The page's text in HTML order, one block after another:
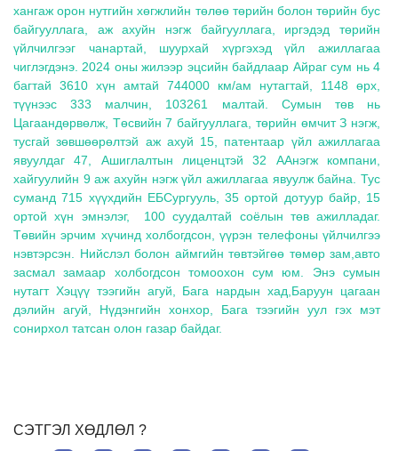
хангаж орон нутгийн хөгжлийн төлөө төрийн болон төрийн бус
байгууллага, аж ахуйн нэгж байгууллага, иргэдэд төрийн
үйлчилгээг чанартай, шуурхай хүргэхэд үйл ажиллагаа
чиглэгдэнэ. 2024 оны жилээр эцсийн байдлаар Айраг сум нь 4
багтай 3610 хүн амтай 744000 км/ам нутагтай, 1148 өрх,
түүнээс 333 малчин, 103261 малтай. Сумын төв нь
Цагаандөрвөлж, Төсвийн 7 байгууллага, төрийн өмчит З нэгж,
тусгай зөвшөөрөлтэй аж ахуй 15, патентаар үйл ажиллагаа
явуулдаг 47, Ашиглалтын лиценцтэй 32 ААнэгж компани,
хайгуулийн 9 аж ахуйн нэгж үйл ажиллагаа явуулж байна. Тус
суманд 715 хүүхдийн ЕБСургууль, 35 ортой дотуур байр, 15
ортой хүн эмнэлэг, 100 суудалтай соёлын төв ажилладаг.
Төвийн эрчим хүчинд холбогдсон, үүрэн телефоны үйлчилгээ
нэвтэрсэн. Нийслэл болон аймгийн төвтэйгөө төмөр зам,авто
засмал замаар холбогдсон томоохон сум юм. Энэ сумын
нутагт Хэцүү тээгийн агуй, Бага нардын хад,Баруун цагаан
дэлийн агуй, Нүдэнгийн хонхор, Бага тээгийн уул гэх мэт
сонирхол татсан олон газар байдаг.
СЭТГЭЛ ХӨДЛӨЛ ?